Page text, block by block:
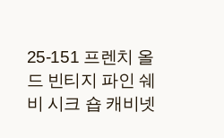
25-151 프렌치 올
드 빈티지 파인 쉐
비 시크 숍 캐비넷